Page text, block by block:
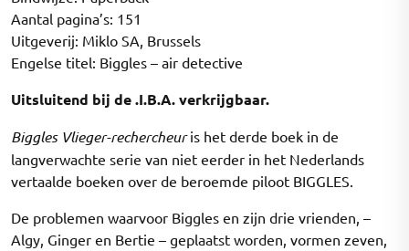
Aantal pagina’s: 151
Uitgeverij: Miklo SA, Brussels
Engelse titel: Biggles – air detective
Uitsluitend bij de .I.B.A. verkrijgbaar.
Biggles Vlieger-rechercheuris het derde boek in de
langverwachte serie van niet eerder in het Nederlands
vertaalde boeken over de beroemde piloot BIGGLES.
De problemen waarvoor Biggles en zijn drie vrienden, –
Algy, Ginger en Bertie – geplaatst worden, vormen zeven,